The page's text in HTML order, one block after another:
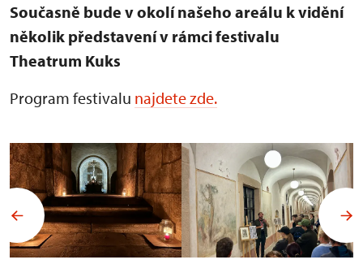
Současně bude v okolí našeho areálu k vidění
několik představení v rámci festivalu
Theatrum Kuks
Program festivalu najdete zde.